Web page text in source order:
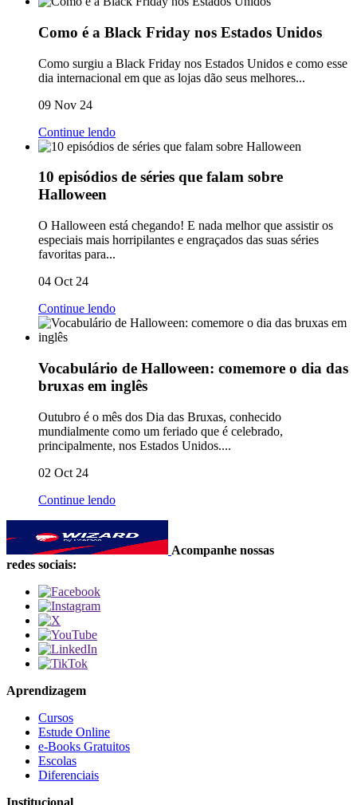
Como é a Black Friday nos Estados Unidos
Como surgiu a Black Friday nos Estados Unidos e como esse
dia internacional em que as lojas dão seus melhores...
09 Nov 24
Continue lendo
10 episódios de séries que falam sobre
Halloween
O Halloween está chegando! E nada melhor que assistir os
especiais mais horripilantes e engraçados das suas séries
favoritas para...
04 Oct 24
Continue lendo
Vocabulário de Halloween: comemore o dia das
bruxas em inglês
Outubro é o mês dos Dia das Bruxas, conhecido
mundialmente como um feriado que é celebrado,
principalmente, nos Estados Unidos....
02 Oct 24
Continue lendo
Acompanhe nossas
redes sociais:
Aprendizagem
Cursos
Estude Online
e-Books Gratuitos
Escolas
Diferenciais
Institucional